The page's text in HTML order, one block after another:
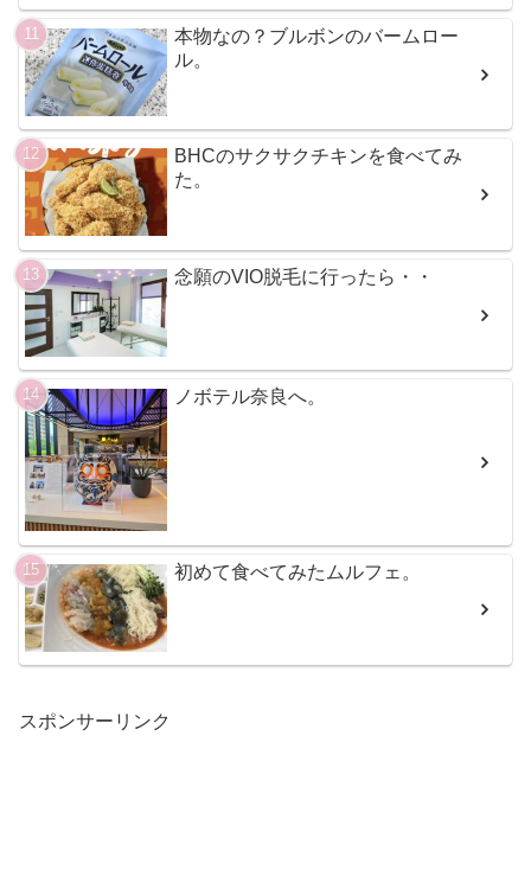
本物なの？ブルボンのバームロー
ル。
BHCのサクサクチキンを食べてみ
た。
念願のVIO脱毛に行ったら・・
ノボテル奈良へ。
初めて食べてみたムルフェ。
スポンサーリンク